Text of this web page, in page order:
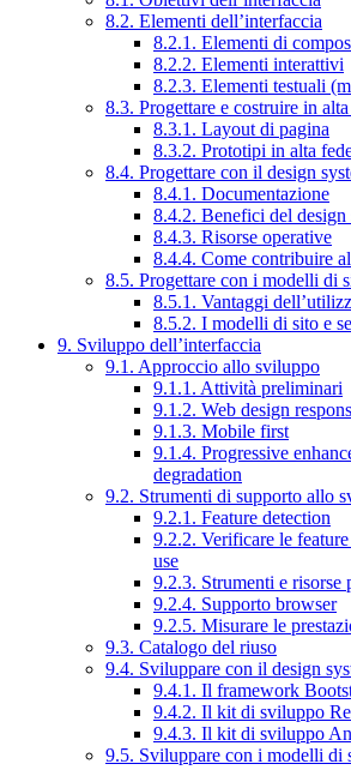
8.2. Elementi dell’interfaccia
8.2.1. Elementi di
8.2.2. Elementi interattivi
8.2.3. Elementi testuali
8.3. Progettare e costruire in
8.3.1. Layout di pagina
8.3.2. Prototipi in alta
8.4. Progettare con il design
8.4.1. Documentazione
8.4.2. Benefici del design
8.4.3. Risorse operative
8.4.4. Come contribuire
8.5. Progettare con i modelli di
8.5.1. Vantaggi
8.5.2. I modelli di sito e
9. Sviluppo dell’interfaccia
9.1. Approccio allo sviluppo
9.1.1. Attività preliminari
9.1.2. Web design
9.1.3. Mobile first
9.1.4. Progressive
degradation
9.2. Strumenti di supporto allo
9.2.1. Feature detection
9.2.2. Verificare le
use
9.2.3. Strumenti e risorse
9.2.4. Supporto browser
9.2.5. Misurare le
9.3. Catalogo del riuso
9.4. Sviluppare con il design
9.4.1. Il framework
9.4.2. Il kit di sviluppo
9.4.3. Il kit di sviluppo
9.5. Sviluppare con i modelli di